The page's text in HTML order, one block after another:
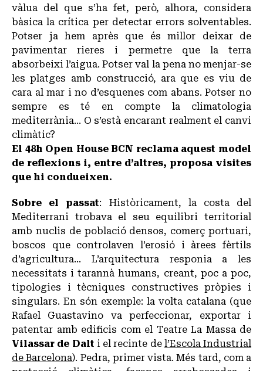
vàlua del que s’ha fet, però, alhora, considera
bàsica la crítica per detectar errors solventables.
Potser ja hem après que és millor deixar de
pavimentar rieres i permetre que la terra
absorbeixi l’aigua. Potser val la pena no menjar-se
les platges amb construcció, ara que es viu de
cara al mar i no d’esquenes com abans. Potser no
sempre es té en compte la climatologia
mediterrània… O s’està encarant realment el canvi
climàtic?
El 48h Open House BCN reclama aquest model
de reflexions i, entre d’altres, proposa visites
que hi condueixen.
Sobre el passat: Històricament, la costa del
Mediterrani trobava el seu equilibri territorial
amb nuclis de població densos, comerç portuari,
boscos que controlaven l’erosió i àrees fèrtils
d’agricultura… L’arquitectura responia a les
necessitats i tarannà humans, creant, poc a poc,
tipologies i tècniques constructives pròpies i
singulars. En són exemple: la volta catalana (que
Rafael Guastavino va perfeccionar, exportar i
patentar amb edificis com el Teatre La Massa de
Vilassar de Dalt i el recinte de l’Escola Industrial
de Barcelona). Pedra, primer vista. Més tard, com a